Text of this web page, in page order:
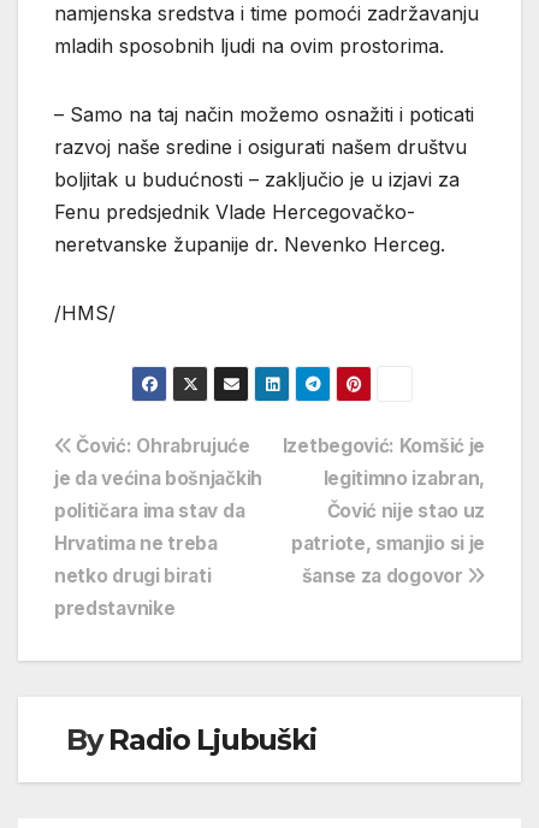
namjenska sredstva i time pomoći zadržavanju
mladih sposobnih ljudi na ovim prostorima.
– Samo na taj način možemo osnažiti i poticati
razvoj naše sredine i osigurati našem društvu
boljitak u budućnosti – zaključio je u izjavi za
Fenu predsjednik Vlade Hercegovačko-
neretvanske županije dr. Nevenko Herceg.
/HMS/
Navigacija
objava
Izetbegović: Komšić je
legitimno izabran,
Čović nije stao uz
patriote, smanjio si je
šanse za dogovor
Čović: Ohrabrujuće
je da većina bošnjačkih
političara ima stav da
Hrvatima ne treba
netko drugi birati
predstavnike
ByRadio Ljubuški